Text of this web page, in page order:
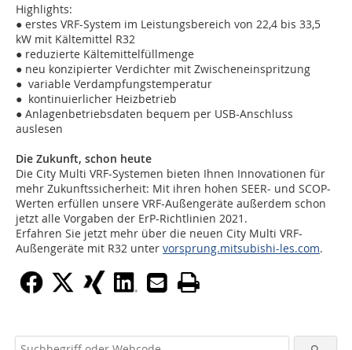
Highlights:
● erstes VRF-System im Leistungsbereich von 22,4 bis 33,5
kW mit Kältemittel R32
● reduzierte Kältemittelfüllmenge
● neu konzipierter Verdichter mit Zwischeneinspritzung
● variable Verdampfungstemperatur
● kontinuierlicher Heizbetrieb
● Anlagenbetriebsdaten bequem per USB-Anschluss
auslesen
Die Zukunft, schon heute
Die City Multi VRF-Systemen bieten Ihnen Innovationen für
mehr Zukunftssicherheit: Mit ihren hohen SEER- und SCOP-
Werten erfüllen unsere VRF-Außengeräte außerdem schon
jetzt alle Vorgaben der ErP-Richtlinien 2021.
Erfahren Sie jetzt mehr über die neuen City Multi VRF-
Außengeräte mit R32 unter vorsprung.mitsubishi-les.com.